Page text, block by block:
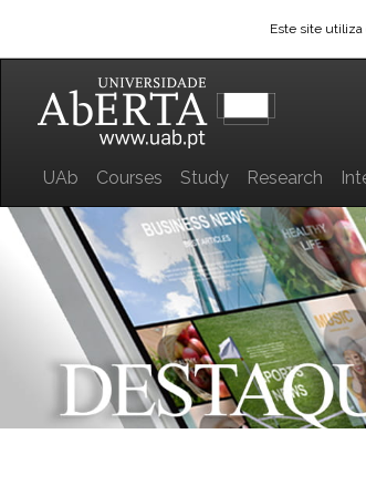
Este site utiliza
UAb Courses Study Research